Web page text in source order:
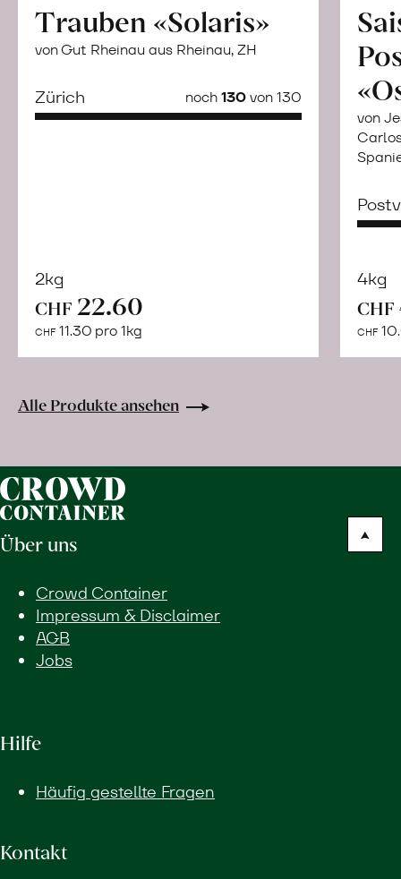
Trauben «Solaris»
von Gut Rheinau aus Rheinau, ZH
Zürich noch130von 130
2kg
CHF 22.60
CHF 11.30 pro 1kg
Naturbelassene
Lebensmittel
von
4kg
CHF
CHF
Alle Produkte ansehen
Über uns
Crowd Container
Impressum & Disclaimer
AGB
Jobs
Hilfe
Häufig gestellte Fragen
Kontakt